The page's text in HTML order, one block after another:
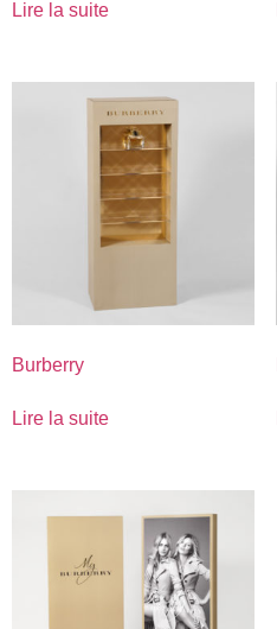
Lire la suite
Burberry
Lire la suite